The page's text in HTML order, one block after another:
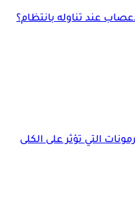
عند تناوله بانتظام؟
التي تؤثر على الكلى